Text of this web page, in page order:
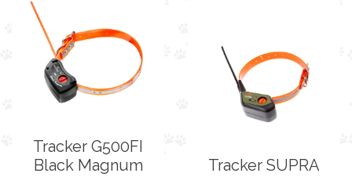
Tracker G500FI
Black Magnum
Tracker SUPRA